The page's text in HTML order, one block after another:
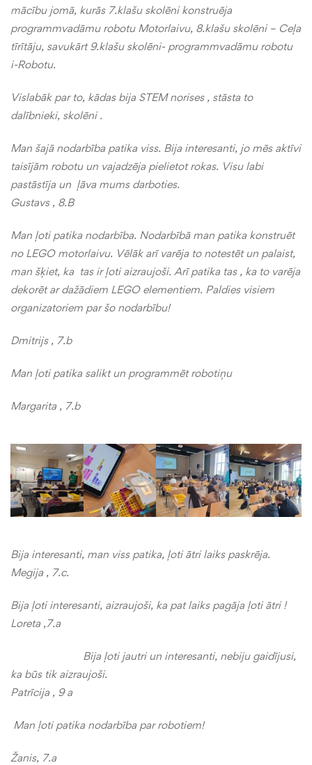
mācību jomā, kurās 7.klašu skolēni konstruēja
programmvadāmu robotu Motorlaivu, 8.klašu skolēni – Ceļa
tīrītāju, savukārt 9.klašu skolēni- programmvadāmu robotu
i-Robotu.
Vislabāk par to, kādas bija STEM norises , stāsta to
dalībnieki, skolēni .
Man šajā nodarbība patika viss. Bija interesanti, jo mēs aktīvi
taisījām robotu un vajadzēja pielietot rokas. Visu labi
pastāstīja un ļāva mums darboties.
Gustavs , 8.B
Man ļoti patika nodarbība. Nodarbībā man patika konstruēt
no LEGO motorlaivu. Vēlāk arī varēja to notestēt un palaist,
man šķiet, ka tas ir ļoti aizraujoši. Arī patika tas , ka to varēja
dekorēt ar dažādiem LEGO elementiem. Paldies visiem
organizatoriem par šo nodarbību!
Dmitrijs , 7.b
Man ļoti patika salikt un programmēt robotiņu
Margarita , 7.b
Bija interesanti, man viss patika, ļoti ātri laiks paskrēja.
Megija , 7.c.
Bija ļoti interesanti, aizraujoši, ka pat laiks pagāja ļoti ātri !
Loreta ,7.a
Bija ļoti jautri un interesanti, nebiju gaidījusi,
ka būs tik aizraujoši.
Patrīcija , 9 a
Man ļoti patika nodarbība par robotiem!
Žanis, 7.a